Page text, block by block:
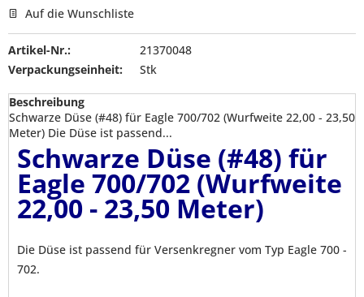
Auf die Wunschliste
Artikel-Nr.:
21370048
Verpackungseinheit:
Stk
Beschreibung
Schwarze Düse (#48) für Eagle 700/702 (Wurfweite 22,00 - 23,50
Meter) Die Düse ist passend...
Schwarze Düse (#48) für
Eagle 700/702 (Wurfweite
22,00 - 23,50 Meter)
Die Düse ist passend für Versenkregner vom Typ Eagle 700 -
702.